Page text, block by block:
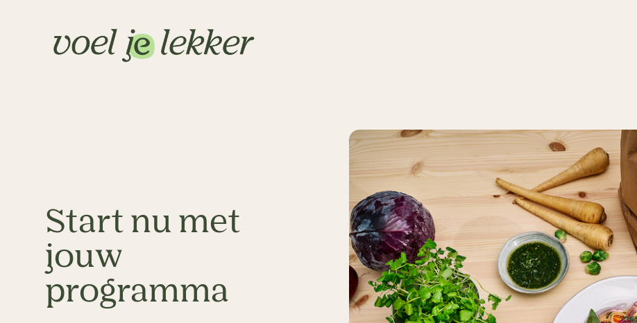
Start nu met
jouw
programma